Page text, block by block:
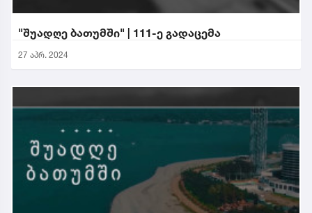
"შუადღე ბათუმში" | 111-ე გადაცემა
27 აპრ. 2024